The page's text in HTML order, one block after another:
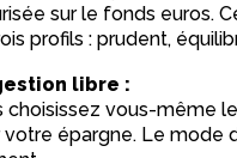
sur le fonds euros.
profils : prudent,
libre :
choisissez vous-même
votre épargne. Le mode